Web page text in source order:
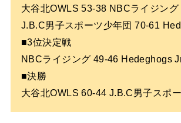
大谷北OWLS 53-38 NBCライジング
J.B.C男子スポーツ少年団 70-61
■3位決定戦
NBCライジング 49-46 Hedeghogs
■決勝
大谷北OWLS 60-44 J.B.C男子スポ